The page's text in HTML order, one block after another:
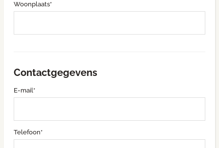
Woonplaats*
Contactgegevens
E-mail*
Telefoon*